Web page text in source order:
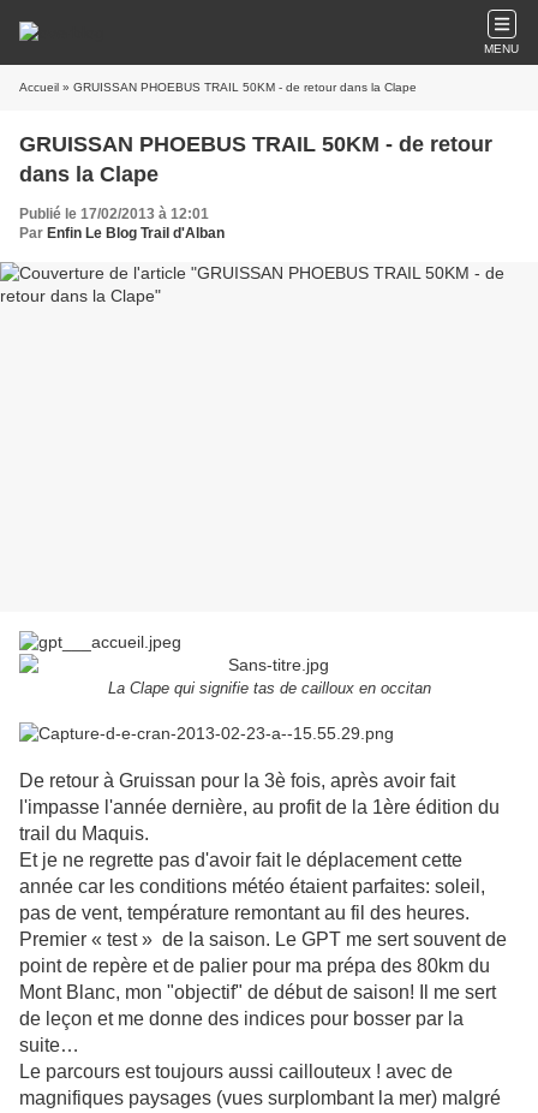
MENU
Accueil » GRUISSAN PHOEBUS TRAIL 50KM - de retour dans la Clape
GRUISSAN PHOEBUS TRAIL 50KM - de retour
dans la Clape
Publié le 17/02/2013 à 12:01
Par Enfin Le Blog Trail d'Alban
La Clape qui signifie tas de cailloux en occitan
De retour à Gruissan pour la 3è fois, après avoir fait
l'impasse l'année dernière, au profit de la 1ère édition du
trail du Maquis.
Et je ne regrette pas d'avoir fait le déplacement cette
année car les conditions météo étaient parfaites: soleil,
pas de vent, température remontant au fil des heures.
Premier « test » de la saison. Le GPT me sert souvent de
point de repère et de palier pour ma prépa des 80km du
Mont Blanc, mon "objectif" de début de saison! Il me sert
de leçon et me donne des indices pour bosser par la
suite…
Le parcours est toujours aussi caillouteux ! avec de
magnifiques paysages (vues surplombant la mer) malgré